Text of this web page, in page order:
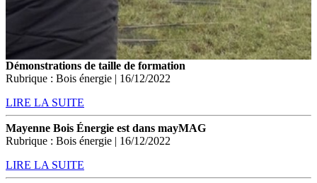
Démonstrations de taille de formation
Rubrique : Bois énergie | 16/12/2022
LIRE LA SUITE
Mayenne Bois Énergie est dans mayMAG
Rubrique : Bois énergie | 16/12/2022
LIRE LA SUITE